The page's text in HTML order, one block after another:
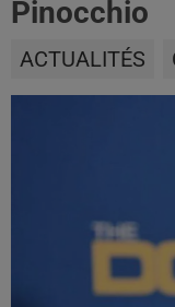
Pinocchio
ACTUALITÉS